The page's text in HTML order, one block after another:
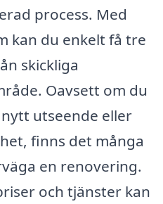
process. Med
kan du enkelt få tre
skickliga
Oavsett om du
utseende eller
finns det många
en renovering.
och tjänster kan